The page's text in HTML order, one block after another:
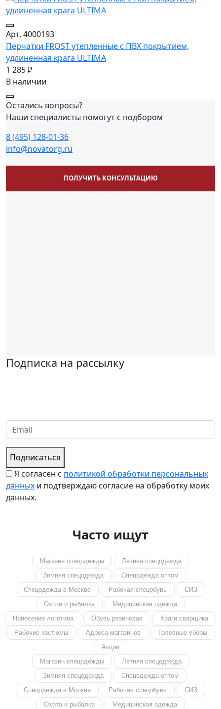
Арт. 4000193
Перчатки FROST утепленные с ПВХ покрытием,
удлиненная крага ULTIMA
1 285 ₽
В наличии
Остались вопросы?
Наши специалисты помогут с подбором
8 (495) 128-01-36
info@novatorg.ru
ПОЛУЧИТЬ КОНСУЛЬТАЦИЮ
Подписка на рассылку
Подписаться
Я согласен с политикой обработки персональных
данных и подтверждаю согласие на обработку моих
данных.
Часто ищут
Магазин спецодежды
Летняя спецодежда
Зимняя спецодежда
Спецодежда оптом
Спецодежда в Москве
Рабочая спецобувь
СИЗ
Охота и рыбалка
Медицинская одежда
Нанесение логотипа
Обувь резиновая
Краги сварщика
Рабочие костюмы
Адреса магазинов
Головные уборы
Акции
Магазин спецодежды
Летняя спецодежда
Зимняя спецодежда
Спецодежда оптом
Спецодежда в Москве
Рабочая спецобувь
СИЗ
Охота и рыбалка
Медицинская одежда